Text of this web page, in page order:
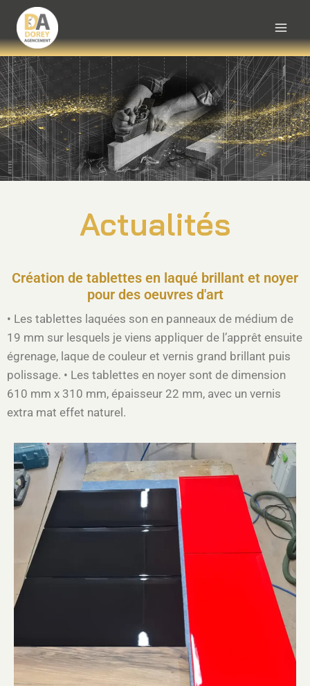
Actualités
Création de tablettes en laqué brillant et noyer
pour des oeuvres d'art
• Les tablettes laquées son en panneaux de médium de
19 mm sur lesquels je viens appliquer de l’apprêt ensuite
égrenage, laque de couleur et vernis grand brillant puis
polissage. • Les tablettes en noyer sont de dimension
610 mm x 310 mm, épaisseur 22 mm, avec un vernis
extra mat effet naturel.